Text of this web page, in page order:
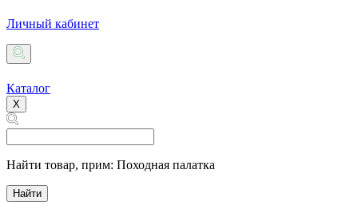
Личный кабинет
Каталог
X
Найти товар, прим: Походная палатка
Найти